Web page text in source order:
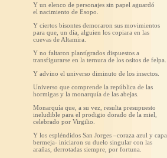
Y un elenco de personajes sin papel aguardó
el nacimiento de Esopo.
Y ciertos bisontes demoraron sus movimientos
para que, un día, alguien los copiara en las
cuevas de Altamira.
Y no faltaron plantígrados dispuestos a
transfigurarse en la ternura de los ositos de felpa.
Y advino el universo diminuto de los insectos.
Universo que comprende la república de las
hormigas y la monarquía de las abejas.
Monarquía que, a su vez, resulta presupuesto
ineludible para el prodigio dorado de la miel,
celebrado por Virgilio.
Y los espléndidos San Jorges –coraza azul y capa
bermeja- iniciaron su duelo singular con las
arañas, derrotadas siempre, por fortuna.